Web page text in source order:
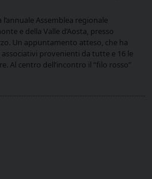
Assemblea regionale
e della Valle d’Aosta, presso
Un appuntamento atteso, che ha
provenienti da tutte e 16 le
Al centro dell’incontro il “filo rosso”